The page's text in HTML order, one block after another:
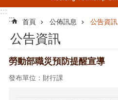
:::
:::
首頁 公佈訊息 公告資訊
公告資訊
勞動部職災預防提醒宣導
發布單位：財行課